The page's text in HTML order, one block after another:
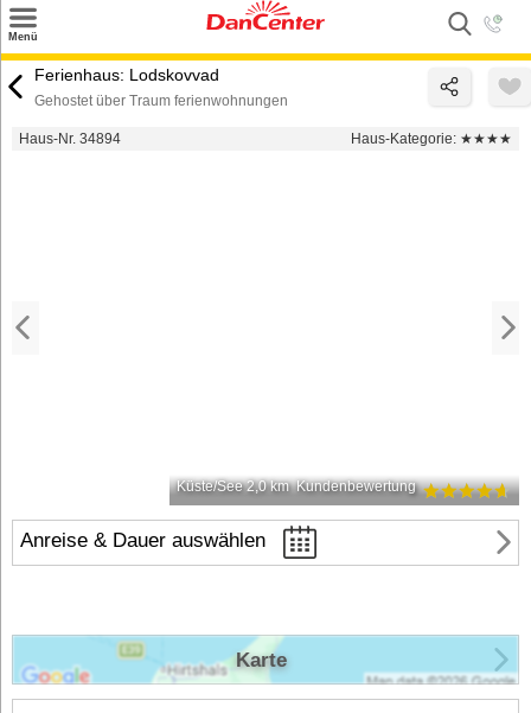
Menü
Suchen
Ferienhaus: Lodskovvad
Gehostet über Traum ferienwohnungen
Haus-Nr. 34894 Haus-Kategorie: ★★★★
Küste/See 2,0 km Kundenbewertung
Anreise & Dauer auswählen
Karte